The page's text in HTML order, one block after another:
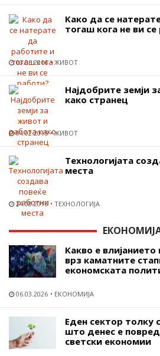
Како да се
тогаш кога не ви
03.06.2016 ЖИВОТ
Најдобрите земји
како странец
04.02.2015 ЖИВОТ
Технологијата
места
24.08.2015 ТЕХНОЛОГИЈА
Какво е влијанието
врз каматните
економската
06.03.2026 ЕКОНОМИЈА
Еден сектор толку
што денес е
светски економии